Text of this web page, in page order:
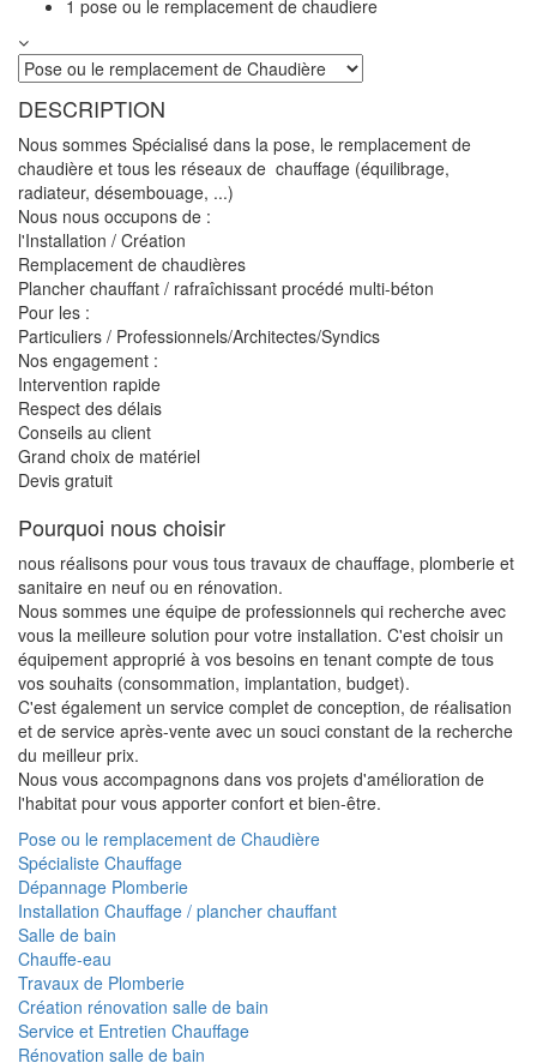
1 pose ou le remplacement de chaudiere
DESCRIPTION
Nous sommes Spécialisé dans la pose, le remplacement de
chaudière et tous les réseaux de chauffage (équilibrage,
radiateur, désembouage, ...)
Nous nous occupons de :
l'Installation / Création
Remplacement de chaudières
Plancher chauffant / rafraîchissant procédé multi-béton
Pour les :
Particuliers / Professionnels/Architectes/Syndics
Nos engagement :
Intervention rapide
Respect des délais
Conseils au client
Grand choix de matériel
Devis gratuit
Pourquoi nous choisir
nous réalisons pour vous tous travaux de chauffage, plomberie et
sanitaire en neuf ou en rénovation.
Nous sommes une équipe de professionnels qui recherche avec
vous la meilleure solution pour votre installation. C'est choisir un
équipement approprié à vos besoins en tenant compte de tous
vos souhaits (consommation, implantation, budget).
C'est également un service complet de conception, de réalisation
et de service après-vente avec un souci constant de la recherche
du meilleur prix.
Nous vous accompagnons dans vos projets d'amélioration de
l'habitat pour vous apporter confort et bien-être.
Pose ou le remplacement de Chaudière
Spécialiste Chauffage
Dépannage Plomberie
Installation Chauffage / plancher chauffant
Salle de bain
Chauffe-eau
Travaux de Plomberie
Création rénovation salle de bain
Service et Entretien Chauffage
Rénovation salle de bain